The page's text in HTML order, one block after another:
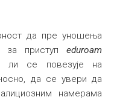
да пре уношења
за приступ eduroam
ли се повезује на
да се увери да
намерама